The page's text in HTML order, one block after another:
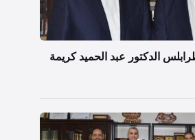
الدكتور عبد الحميد كريمة